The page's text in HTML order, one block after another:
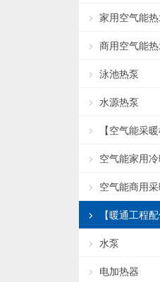
家用空气能
商用空气能
泳池热泵
水源热泵
【空气能采暖
空气能家用
空气能商用
【暖通工程配
水泵
电加热器